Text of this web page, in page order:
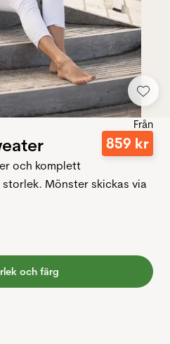
Från
859 kr
och komplett
Mönster skickas via
och färg